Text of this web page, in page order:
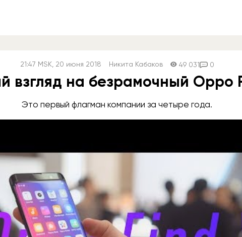
21:47 MSK, 20 июня 2018 Никита Кабаков 49 031 0
взгляд на безрамочный Oppo
Это первый флагман компании за четыре года.